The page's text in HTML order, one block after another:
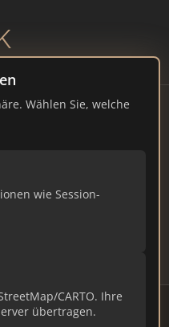
Wählen Sie, welche
wie Session-
CARTO. Ihre
übertragen.
Tübingen
2026